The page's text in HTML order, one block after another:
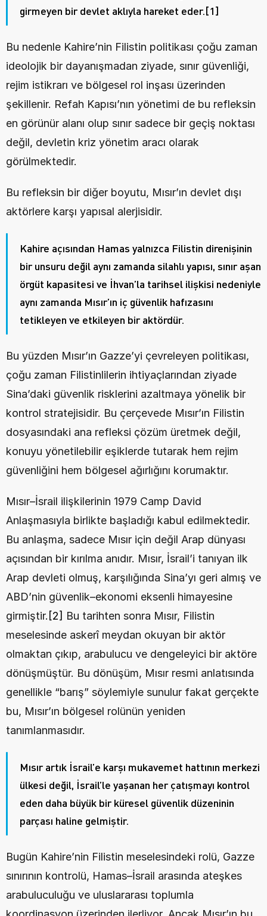
girmeyen bir devlet aklıyla hareket eder.[1]
Bu nedenle Kahire’nin Filistin politikası çoğu zaman
ideolojik bir dayanışmadan ziyade, sınır güvenliği,
rejim istikrarı ve bölgesel rol inşası üzerinden
şekillenir. Refah Kapısı’nın yönetimi de bu refleksin
en görünür alanı olup sınır sadece bir geçiş noktası
değil, devletin kriz yönetim aracı olarak
görülmektedir.
Bu refleksin bir diğer boyutu, Mısır’ın devlet dışı
aktörlere karşı yapısal alerjisidir.
Kahire açısından Hamas yalnızca Filistin direnişinin
bir unsuru değil aynı zamanda silahlı yapısı, sınır aşan
örgüt kapasitesi ve İhvan’la tarihsel ilişkisi nedeniyle
aynı zamanda Mısır’ın iç güvenlik hafızasını
tetikleyen ve etkileyen bir aktördür.
Bu yüzden Mısır’ın Gazze’yi çevreleyen politikası,
çoğu zaman Filistinlilerin ihtiyaçlarından ziyade
Sina’daki güvenlik risklerini azaltmaya yönelik bir
kontrol stratejisidir. Bu çerçevede Mısır’ın Filistin
dosyasındaki ana refleksi çözüm üretmek değil,
konuyu yönetilebilir eşiklerde tutarak hem rejim
güvenliğini hem bölgesel ağırlığını korumaktır.
Mısır–İsrail ilişkilerinin 1979 Camp David
Anlaşmasıyla birlikte başladığı kabul edilmektedir.
Bu anlaşma, sadece Mısır için değil Arap dünyası
açısından bir kırılma anıdır. Mısır, İsrail’i tanıyan ilk
Arap devleti olmuş, karşılığında Sina’yı geri almış ve
ABD’nin güvenlik–ekonomi eksenli himayesine
girmiştir. [2] Bu tarihten sonra Mısır, Filistin
meselesinde askerî meydan okuyan bir aktör
olmaktan çıkıp, arabulucu ve dengeleyici bir aktöre
dönüşmüştür. Bu dönüşüm, Mısır resmi anlatısında
genellikle “barış” söylemiyle sunulur fakat gerçekte
bu, Mısır’ın bölgesel rolünün yeniden
tanımlanmasıdır.
Mısır artık İsrail’e karşı mukavemet hattının merkezi
ülkesi değil, İsrail’le yaşanan her çatışmayı kontrol
eden daha büyük bir küresel güvenlik düzeninin
parçası haline gelmiştir.
Bugün Kahire’nin Filistin meselesindeki rolü, Gazze
sınırının kontrolü, Hamas–İsrail arasında ateşkes
arabuluculuğu ve uluslararası toplumla